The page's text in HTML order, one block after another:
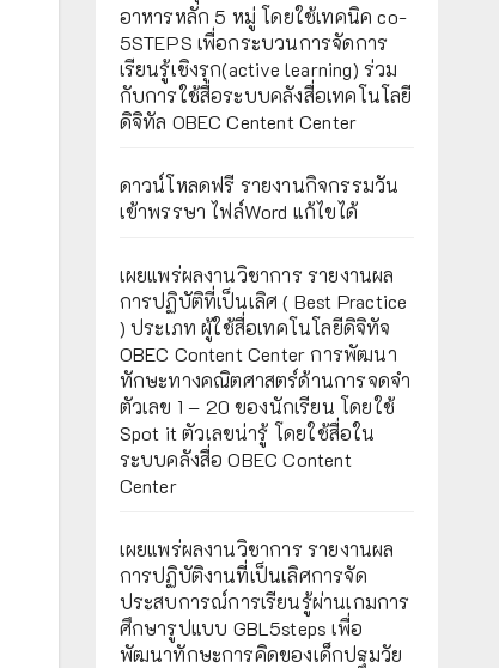
อาหารหลัก 5 หมู่ โดยใช้เทคนิค co-
5STEPS เพื่อกระบวนการจัดการ
เรียนรู้เชิงรุก(active learning) ร่วม
กับการใช้สื่อระบบคลังสื่อเทคโนโลยี
ดิจิทัล OBEC Centent Center
ดาวน์โหลดฟรี รายงานกิจกรรมวัน
เข้าพรรษา ไฟล์Word แก้ไขได้
เผยแพร่ผลงานวิชาการ รายงานผล
การปฏิบัติที่เป็นเลิศ ( Best Practice
) ประเภท ผู้ใช้สื่อเทคโนโลยีดิจิทัจ
OBEC Content Center การพัฒนา
ทักษะทางคณิตศาสตร์ด้านการจดจำ
ตัวเลข 1 – 20 ของนักเรียน โดยใช้
Spot it ตัวเลขน่ารู้ โดยใช้สื่อใน
ระบบคลังสื่อ OBEC Content
Center
เผยแพร่ผลงานวิชาการ รายงานผล
การปฏิบัติงานที่เป็นเลิศการจัด
ประสบการณ์การเรียนรู้ผ่านเกมการ
ศึกษารูปแบบ GBL5steps เพื่อ
พัฒนาทักษะการคิดของเด็กปฐมวัย